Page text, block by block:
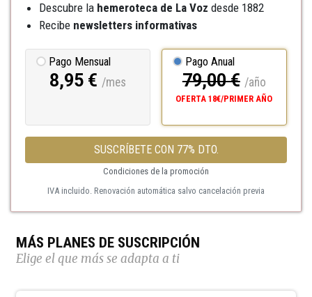
Descubre la hemeroteca de La Voz desde 1882
Recibe newsletters informativas
Pago Mensual
8,95 € /mes
Pago Anual
79,00 € /año
OFERTA 18€/PRIMER AÑO
SUSCRÍBETE CON 77% DTO.
Condiciones de la promoción
IVA incluido. Renovación automática salvo cancelación previa
MÁS PLANES DE SUSCRIPCIÓN
Elige el que más se adapta a ti